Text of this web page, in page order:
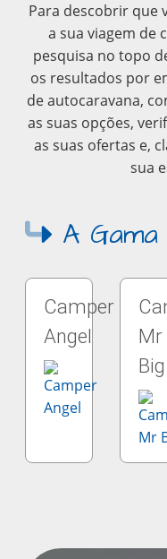
Para descobrir que
a sua viagem de
pesquisa no topo
os resultados por
de autocaravana,
as suas opções,
as suas ofertas e,
sua
A
Camper
Angel
Mr
Big